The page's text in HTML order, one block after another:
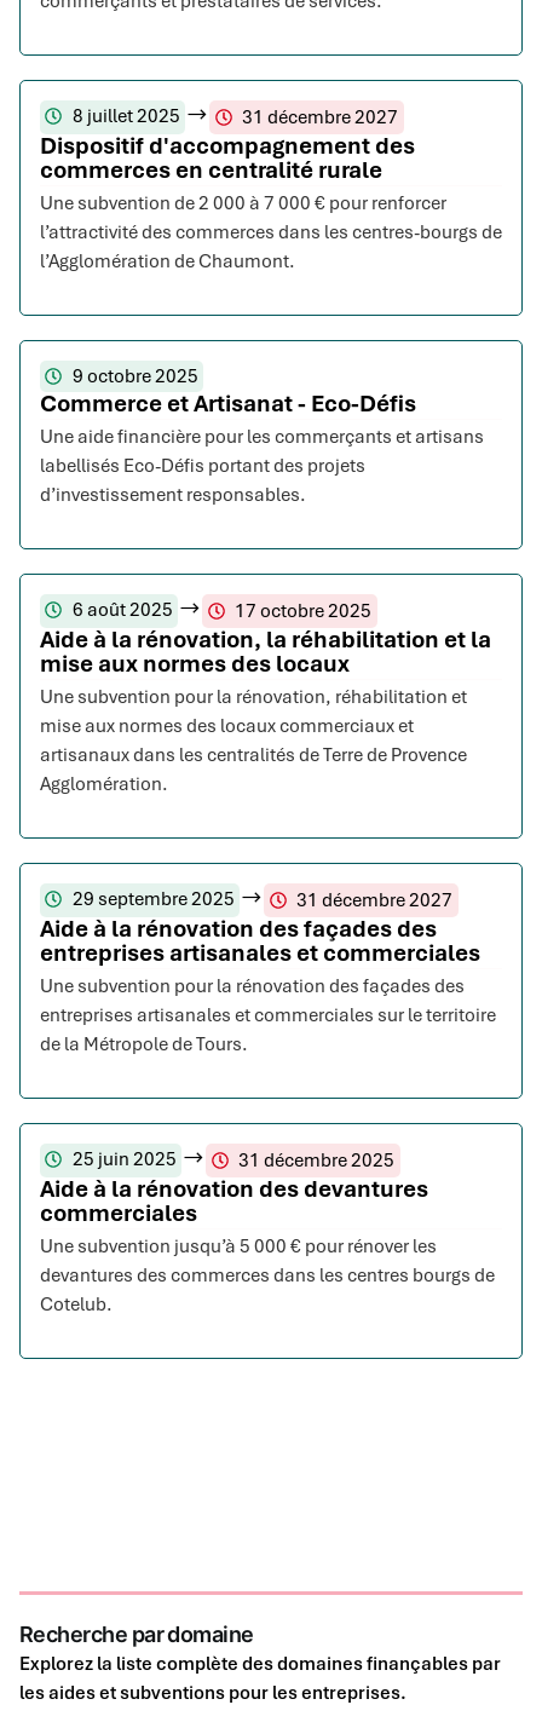
8 juillet 2025 31 décembre 2027
Dispositif d'accompagnement des
commerces en centralité rurale
Une subvention de 2 000 à 7 000 € pour renforcer
l’attractivité des commerces dans les centres-bourgs de
l’Agglomération de Chaumont.
9 octobre 2025
Commerce et Artisanat - Eco-Défis
Une aide financière pour les commerçants et artisans
labellisés Eco-Défis portant des projets
d’investissement responsables.
6 août 2025 17 octobre 2025
Aide à la rénovation, la réhabilitation et la
mise aux normes des locaux
Une subvention pour la rénovation, réhabilitation et
mise aux normes des locaux commerciaux et
artisanaux dans les centralités de Terre de Provence
Agglomération.
29 septembre 2025 31 décembre 2027
Aide à la rénovation des façades des
entreprises artisanales et commerciales
Une subvention pour la rénovation des façades des
entreprises artisanales et commerciales sur le territoire
de la Métropole de Tours.
25 juin 2025 31 décembre 2025
Aide à la rénovation des devantures
commerciales
Une subvention jusqu’à 5 000 € pour rénover les
devantures des commerces dans les centres bourgs de
Cotelub.
Recherche par domaine
Explorez la liste complète des domaines finançables par
les aides et subventions pour les entreprises.